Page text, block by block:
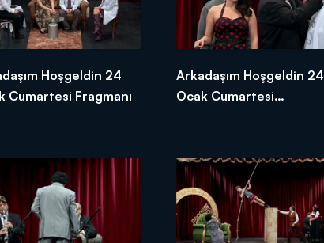
Hoşgeldin 24
Cumartesi Fragmanı
Arkadaşım Hoşgeldin 24
Ocak Cumartesi